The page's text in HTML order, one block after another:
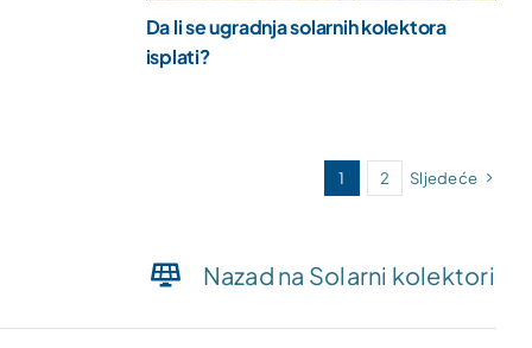
Da li se ugradnja solarnih kolektora
isplati?
1 2 Sljedeće
Nazad na Solarni kolektori